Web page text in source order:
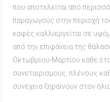
που αποτελείται από
παραγωγούς στην περιοχή
καφές καλλιεργείται σε
από την επιφάνεια της
Οκτωβρίου-Μαρτίου κάθε
συνεταιρισμούς, πλένουν,
συνέχεια ξηραίνουν στον